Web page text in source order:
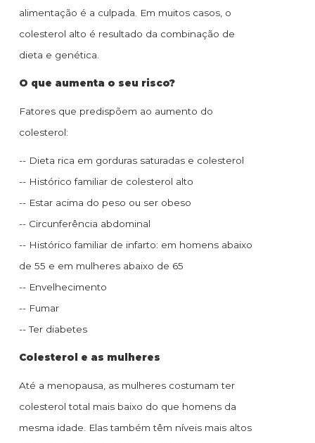
alimentação é a culpada. Em muitos casos, o
colesterol alto é resultado da combinação de
dieta e genética.
O que aumenta o seu risco?
Fatores que predispõem ao aumento do
colesterol:
-- Dieta rica em gorduras saturadas e colesterol
-- Histórico familiar de colesterol alto
-- Estar acima do peso ou ser obeso
-- Circunferência abdominal
-- Histórico familiar de infarto: em homens abaixo
de 55 e em mulheres abaixo de 65
-- Envelhecimento
-- Fumar
-- Ter diabetes
Colesterol e as mulheres
Até a menopausa, as mulheres costumam ter
colesterol total mais baixo do que homens da
mesma idade. Elas também têm níveis mais altos